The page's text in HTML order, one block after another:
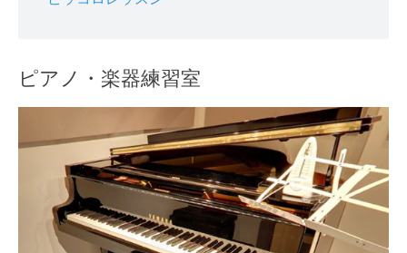
ピアノ・楽器練習室